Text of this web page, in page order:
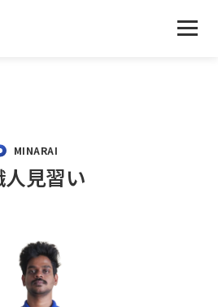
MINARAI
人見習い